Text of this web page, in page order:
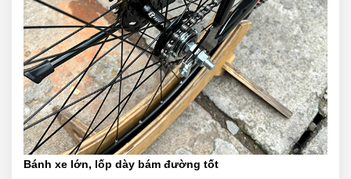
Bánh xe lớn, lốp dày bám đường tốt